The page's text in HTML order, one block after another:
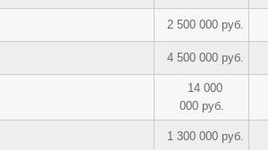
2 500 000 руб.
4 500 000 руб.
14 000
000 руб.
1 300 000 руб.